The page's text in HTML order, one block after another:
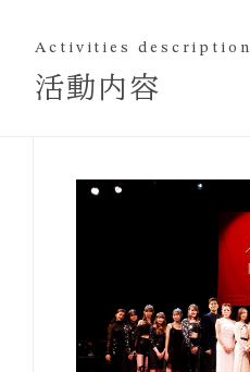
Activities description
活動内容